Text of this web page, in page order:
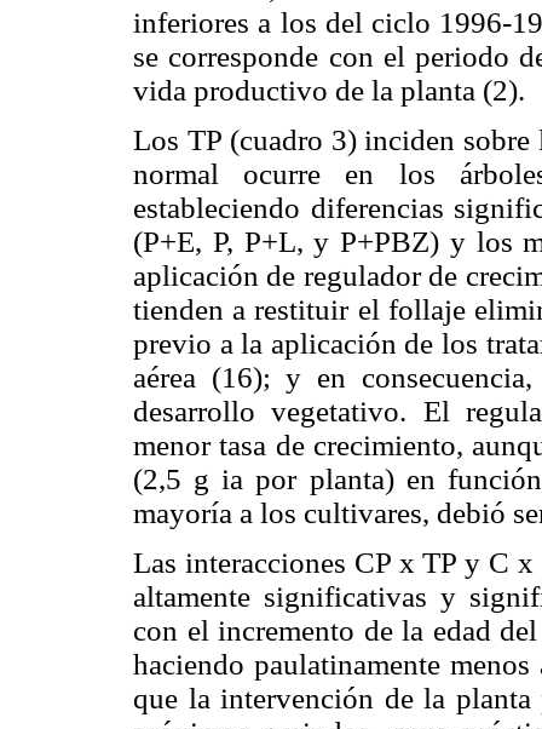
inferiores a los del ciclo 1996-
se corresponde con el periodo
vida productivo de la planta (2).
Los TP (cuadro 3) inciden
normal ocurre en los
estableciendo diferencias
(P+E, P, P+L, y P+PBZ) y los
aplicación de regulador de
tienden a restituir el follaje
previo a la aplicación de los
aérea (16); y en
desarrollo vegetativo. El
menor tasa de crecimiento,
(2,5 g ia por planta) en
mayoría a los cultivares, debió
Las interacciones CP x TP y C
altamente significativas y
con el incremento de la edad
haciendo paulatinamente
que la intervención de la